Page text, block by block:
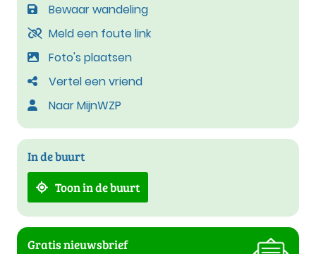
Bewaar wandeling
Meld een foute link
Foto's plaatsen
Vertel een vriend
Naar MijnWZP
In de buurt
Toon in de buurt
Gratis nieuwsbrief